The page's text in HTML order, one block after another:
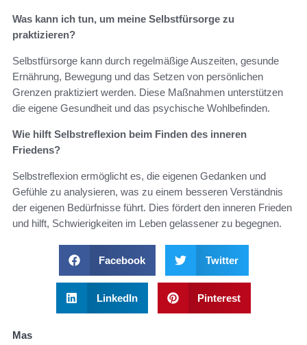
Was kann ich tun, um meine Selbstfürsorge zu
praktizieren?
Selbstfürsorge kann durch regelmäßige Auszeiten, gesunde
Ernährung, Bewegung und das Setzen von persönlichen
Grenzen praktiziert werden. Diese Maßnahmen unterstützen
die eigene Gesundheit und das psychische Wohlbefinden.
Wie hilft Selbstreflexion beim Finden des inneren
Friedens?
Selbstreflexion ermöglicht es, die eigenen Gedanken und
Gefühle zu analysieren, was zu einem besseren Verständnis
der eigenen Bedürfnisse führt. Dies fördert den inneren Frieden
und hilft, Schwierigkeiten im Leben gelassener zu begegnen.
Facebook Twitter
LinkedIn Pinterest
Mas